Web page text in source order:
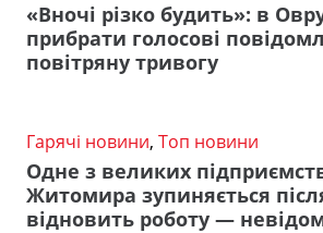
«Вночі різко будить»: в
прибрати голосові
повітряну тривогу
Гарячі новини, Топ новини
Одне з великих
Житомира зупиняється
відновить роботу —